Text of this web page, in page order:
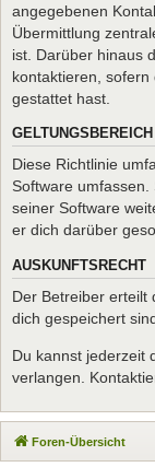
angegebenen
Übermittlung
ist. Darüber hinaus
kontaktieren,
gestattet hast.
Diese Richtlinie
Software
seiner Software
er dich darüber
AUSKUNFTSRECHT
Der Betreiber erteilt
dich gespeichert
Du kannst jederzeit
verlangen.
Foren-Übersicht